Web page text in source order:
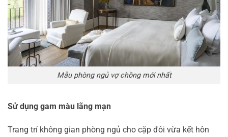
Mẫu phòng ngủ vợ chồng mới nhất
Sử dụng gam màu lãng mạn
Trang trí không gian phòng ngủ cho cặp đôi vừa kết hôn